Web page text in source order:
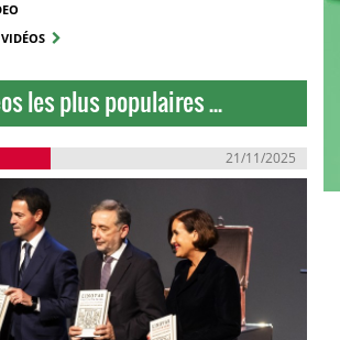
les plus populaires ...
21/11/2025